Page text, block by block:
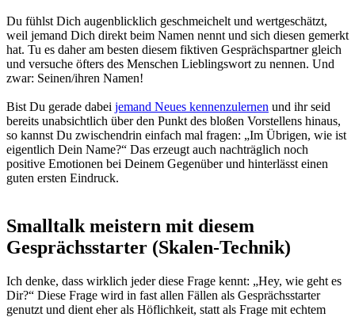
Du fühlst Dich augenblicklich geschmeichelt und wertgeschätzt,
weil jemand Dich direkt beim Namen nennt und sich diesen gemerkt
hat. Tu es daher am besten diesem fiktiven Gesprächspartner gleich
und versuche öfters des Menschen Lieblingswort zu nennen. Und
zwar: Seinen/ihren Namen!
Bist Du gerade dabei jemand Neues kennenzulernen und ihr seid
bereits unabsichtlich über den Punkt des bloßen Vorstellens hinaus,
so kannst Du zwischendrin einfach mal fragen: „Im Übrigen, wie ist
eigentlich Dein Name?“ Das erzeugt auch nachträglich noch
positive Emotionen bei Deinem Gegenüber und hinterlässt einen
guten ersten Eindruck.
Smalltalk meistern mit diesem
Gesprächsstarter (Skalen-Technik)
Ich denke, dass wirklich jeder diese Frage kennt: „Hey, wie geht es
Dir?“ Diese Frage wird in fast allen Fällen als Gesprächsstarter
genutzt und dient eher als Höflichkeit, statt als Frage mit echtem